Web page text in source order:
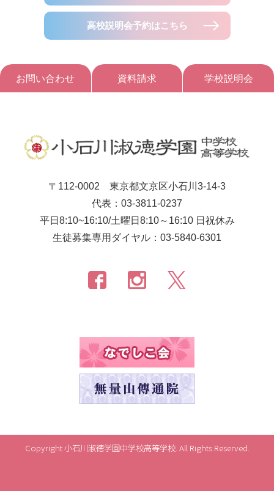
高校説明会予約はこちら
お問い合わせ 資料請求 学校説明会
〒112-0002 東京都文京区小石川3-14-3
代表：03-3811-0237
平日8:10~16:10/土曜日8:10～16:10 日祝休み
生徒募集専用ダイヤル：03-5840-6301
Copyright 小石川淑徳学園中学校高等学校. All Rights Reserved.